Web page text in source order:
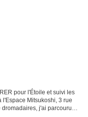
pour l'Étoile et suivi les
Mitsukoshi, 3 rue
j'ai parcouru